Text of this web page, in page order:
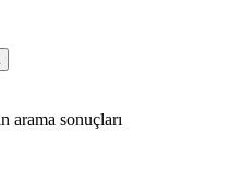
arama sonuçları